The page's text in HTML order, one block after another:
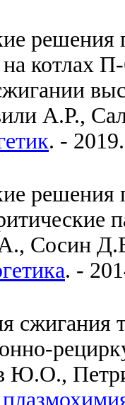
решения
на котлах
А.Р.,
. -
решения
Сосин
. -
сжигания
Ю.О.,